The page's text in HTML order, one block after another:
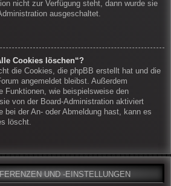
nicht zur Verfügung steht, dann wurde sie
ausgeschaltet.
Cookies löschen“?
die Cookies, die phpBB erstellt hat und die
angemeldet bleibst. Außerdem
Funktionen, wie beispielsweise den
von der Board-Administration aktiviert
bei der An- oder Abmeldung hast, kann es
löscht.
UND -EINSTELLUNGEN